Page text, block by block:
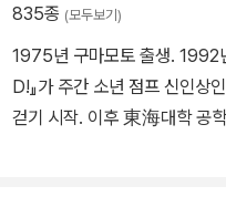
835종 (모두보기)
1975년 구마모토 출생. 1992
D!』가 주간 소년 점프 신인상
걷기 시작. 이후 東海대학 공